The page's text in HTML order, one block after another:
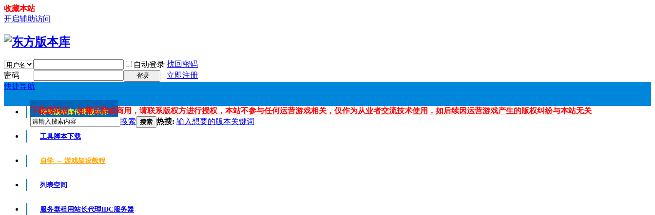
收藏本站
开启辅助访问
自动登录 找回密码
密码
登录
立即注册
快捷导航
传奇版本库传奇版本库
工具脚本下载
自学 → 游戏架设教程
列表空间
服务器租用站长代理IDC服务器
下载源码后，如需运营或商用，请联系版权方进行授权，本站不参与任何运营游戏相关，仅作为从业者交流技术使用，如后续因运营游戏产生的版权纠纷与本站无关
搜索 搜索 热搜: 输入想要的版本关键词